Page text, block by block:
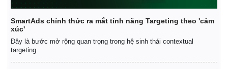
SmartAds chính thức ra mắt tính năng Targeting theo 'cảm
xúc'
Đây là bước mở rộng quan trọng trong hệ sinh thái contextual
targeting.